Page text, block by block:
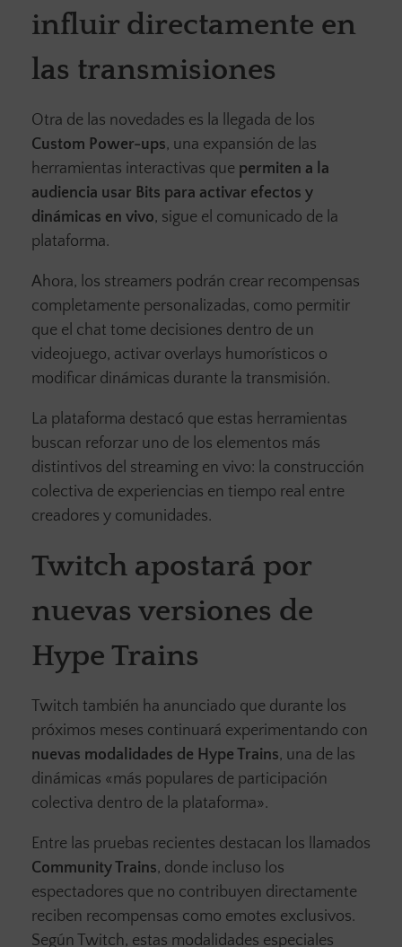
influir directamente en
las transmisiones
Otra de las novedades es la llegada de los
Custom Power-ups, una expansión de las
herramientas interactivas que permiten a la
audiencia usar Bits para activar efectos y
dinámicas en vivo, sigue el comunicado de la
plataforma.
Ahora, los streamers podrán crear recompensas
completamente personalizadas, como permitir
que el chat tome decisiones dentro de un
videojuego, activar overlays humorísticos o
modificar dinámicas durante la transmisión.
La plataforma destacó que estas herramientas
buscan reforzar uno de los elementos más
distintivos del streaming en vivo: la construcción
colectiva de experiencias en tiempo real entre
creadores y comunidades.
Twitch apostará por
nuevas versiones de
Hype Trains
Twitch también ha anunciado que durante los
próximos meses continuará experimentando con
nuevas modalidades de Hype Trains, una de las
dinámicas «más populares de participación
colectiva dentro de la plataforma».
Entre las pruebas recientes destacan los llamados
Community Trains, donde incluso los
espectadores que no contribuyen directamente
reciben recompensas como emotes exclusivos.
Según Twitch, estas modalidades especiales